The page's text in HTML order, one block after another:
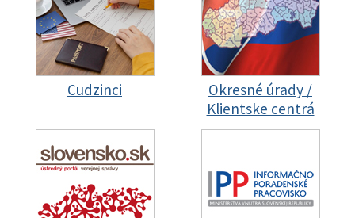
Cudzinci
Okresné úrady /
Klientske centrá